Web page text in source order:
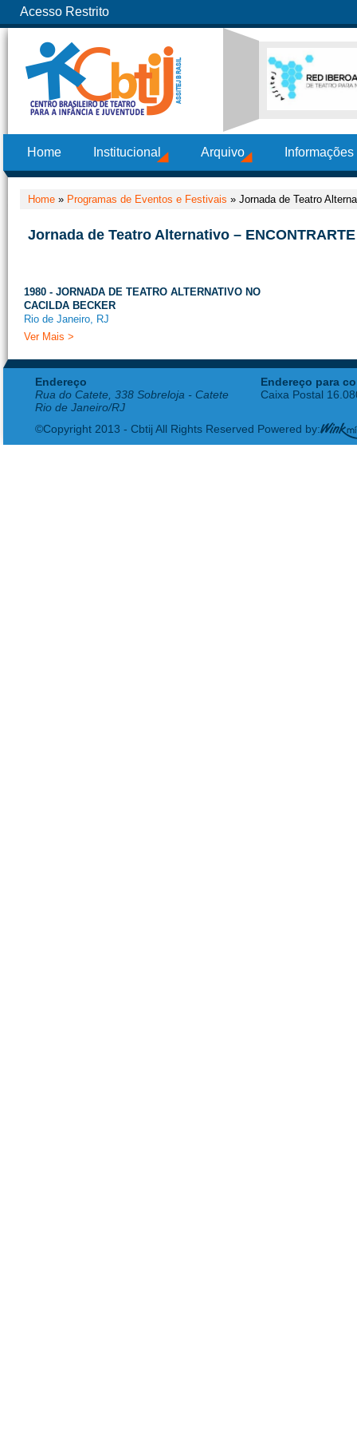
Acesso Restrito
Home Institucional Arquivo
Home » Programas de Eventos e Festivais » Jornada de Teatro
Jornada de Teatro Alternativo –
1980 - JORNADA DE TEATRO ALTERNATIVO NO
CACILDA BECKER
Rio de Janeiro, RJ
Ver Mais >
Endereço
Rua do Catete, 338 Sobreloja - Catete
Rio de Janeiro/RJ
Endereço para
Caixa Postal
©Copyright 2013 - Cbtij All Rights Reserved Powered by: